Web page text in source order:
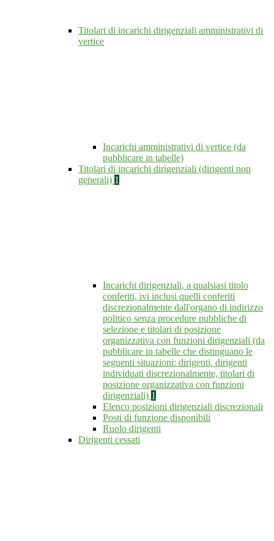
Titolari di incarichi dirigenziali amministrativi di
vertice
Incarichi amministrativi di vertice (da
pubblicare in tabelle)
Titolari di incarichi dirigenziali (dirigenti non
generali) 1
Incarichi dirigenziali, a qualsiasi titolo
conferiti, ivi inclusi quelli conferiti
discrezionalmente dall'organo di indirizzo
politico senza procedure pubbliche di
selezione e titolari di posizione
organizzativa con funzioni dirigenziali (da
pubblicare in tabelle che distinguano le
seguenti situazioni: dirigenti, dirigenti
individuati discrezionalmente, titolari di
posizione organizzativa con funzioni
dirigenziali) 1
Elenco posizioni dirigenziali discrezionali
Posti di funzione disponibili
Ruolo dirigenti
Dirigenti cessati